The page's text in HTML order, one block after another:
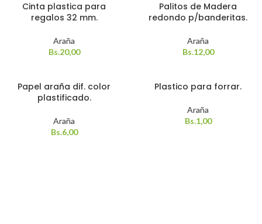
Cinta plastica para
regalos 32 mm.
Araña
Bs.20,00
Palitos de Madera
redondo p/banderitas.
Araña
Bs.12,00
Papel araña dif. color
plastificado.
Araña
Bs.6,00
Plastico para forrar.
Araña
Bs.1,00